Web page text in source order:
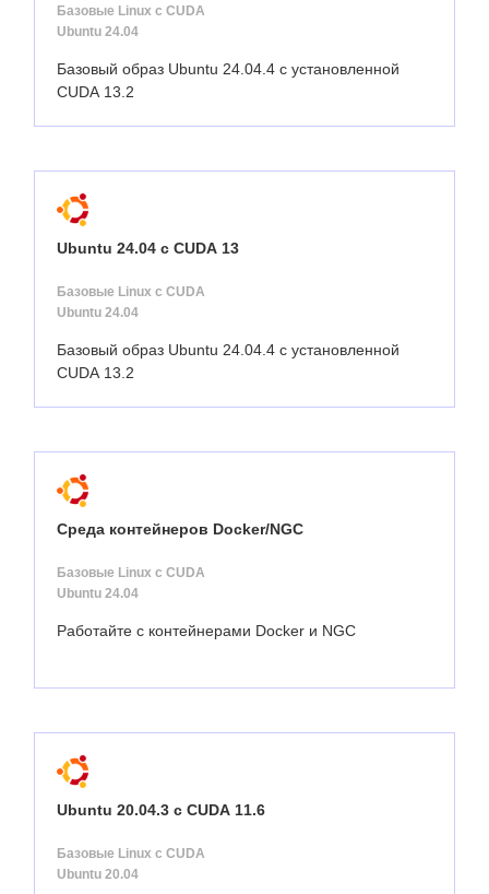
Базовые Linux с CUDA
Ubuntu 24.04
Базовый образ Ubuntu 24.04.4 с установленной
CUDA 13.2
Ubuntu 24.04 с CUDA 13
Базовые Linux с CUDA
Ubuntu 24.04
Базовый образ Ubuntu 24.04.4 с установленной
CUDA 13.2
Среда контейнеров Docker/NGC
Базовые Linux с CUDA
Ubuntu 24.04
Работайте с контейнерами Docker и NGC
Ubuntu 20.04.3 с CUDA 11.6
Базовые Linux с CUDA
Ubuntu 20.04